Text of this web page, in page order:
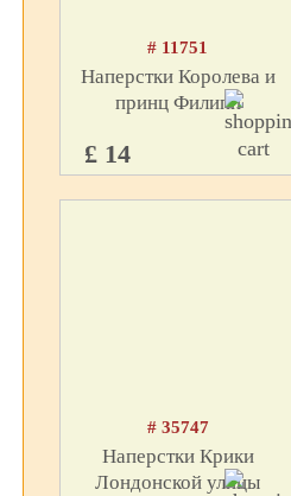
# 11751
Наперстки Королева и
принц Филипп
£ 14
# 35747
Наперстки Крики
Лондонской улицы